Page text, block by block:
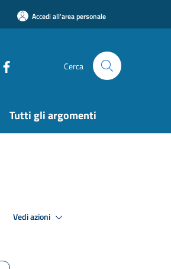
Accedi all'area personale
Cerca
Tutti gli argomenti
Vedi azioni